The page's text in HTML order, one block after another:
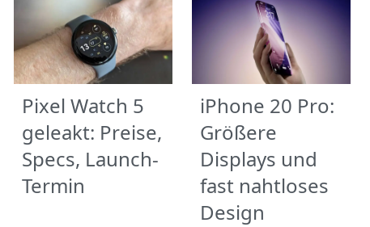
Pixel Watch 5
geleakt: Preise,
Specs, Launch-
Termin
iPhone 20 Pro:
Größere
Displays und
fast nahtloses
Design